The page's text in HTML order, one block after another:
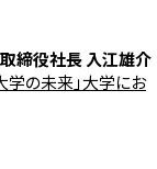
取締役社長 入江雄介
学の未来」大学にお